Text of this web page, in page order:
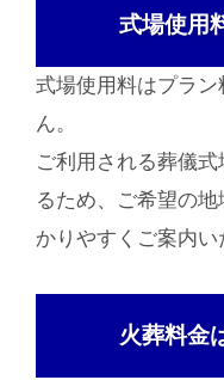
式場使用
式場使用料はプラ
ん。
ご利用される葬儀
るため、ご希望の
かりやすくご案内い
火葬料金